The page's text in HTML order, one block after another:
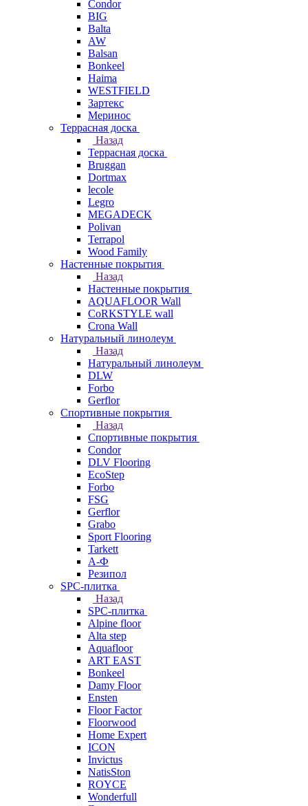
Condor
BIG
Balta
AW
Balsan
Bonkeel
Haima
WESTFIELD
Зартекс
Меринос
Террасная доска
Назад
Террасная доска
Bruggan
Dortmax
lecole
Legro
MEGADECK
Polivan
Terrapol
Wood Family
Настенные покрытия
Назад
Настенные покрытия
AQUAFLOOR Wall
CoRKSTYLE wall
Crona Wall
Натуральный линолеум
Назад
Натуральный линолеум
DLW
Forbo
Gerflor
Спортивные покрытия
Назад
Спортивные покрытия
Condor
DLV Flooring
EcoStep
Forbo
FSG
Gerflor
Grabo
Sport Flooring
Tarkett
А-Ф
Резипол
SPC-плитка
Назад
SPC-плитка
Alpine floor
Alta step
Aquafloor
ART EAST
Bonkeel
Damy Floor
Ensten
Floor Factor
Floorwood
Home Expert
ICON
Invictus
NatisSton
ROYCE
Wonderfull